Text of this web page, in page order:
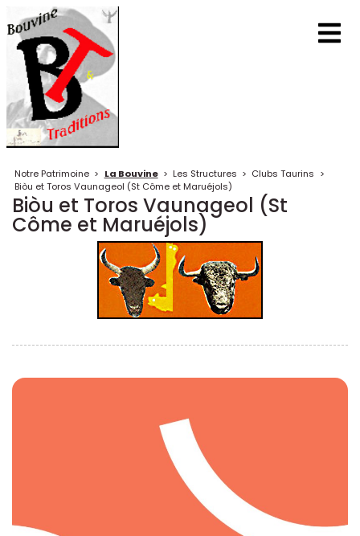
Notre Patrimoine > La Bouvine > Les Structures > Clubs Taurins >
Biòu et Toros Vaunageol (St Côme et Maruéjols)
Biòu et Toros Vaunageol (St
Côme et Maruéjols)